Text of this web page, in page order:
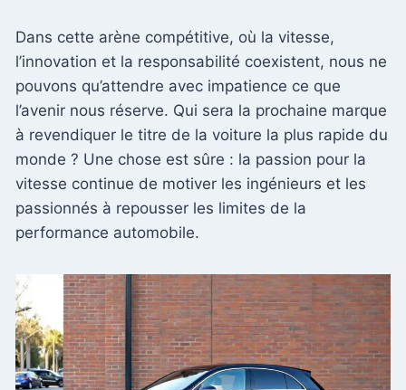
Dans cette arène compétitive, où la vitesse,
l’innovation et la responsabilité coexistent, nous ne
pouvons qu’attendre avec impatience ce que
l’avenir nous réserve. Qui sera la prochaine marque
à revendiquer le titre de la voiture la plus rapide du
monde ? Une chose est sûre : la passion pour la
vitesse continue de motiver les ingénieurs et les
passionnés à repousser les limites de la
performance automobile.